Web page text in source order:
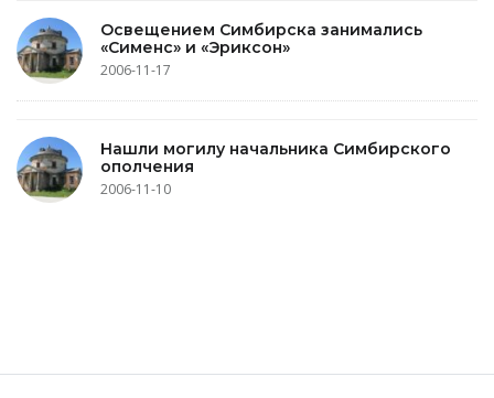
Освещением Симбирска занимались
«Сименс» и «Эриксон»
2006-11-17
Нашли могилу начальника Симбирского
ополчения
2006-11-10